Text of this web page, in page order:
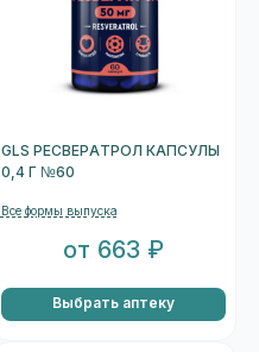
GLS РЕСВЕРАТРОЛ КАПСУЛЫ
0,4 Г №60
Все формы выпуска
от 663 ₽
Выбрать аптеку